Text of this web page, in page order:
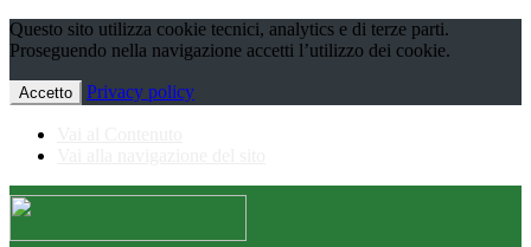
Questo sito utilizza cookie tecnici, analytics e di terze parti.
Proseguendo nella navigazione accetti l’utilizzo dei cookie.
Accetto Privacy policy